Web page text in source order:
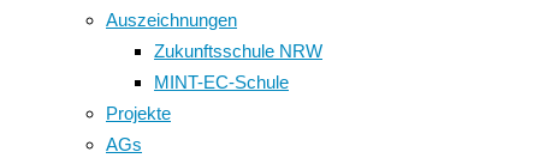
Auszeichnungen
Zukunftsschule NRW
MINT-EC-Schule
Projekte
AGs